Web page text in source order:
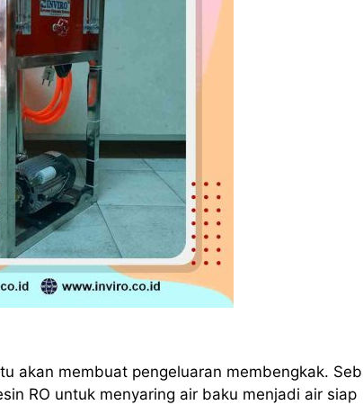
akan membuat pengeluaran membengkak.
RO untuk menyaring air baku menjadi air siap